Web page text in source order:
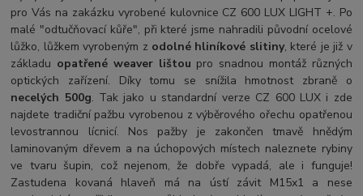
pro Vás na zakázku vyrobené kulovnice CZ 600 LUX LIGHT +. Po
malé "odtučňovací kůře", při které jsme nahradili původní ocelové
lůžko, lůžkem vyrobeným z odolné hliníkové slitiny, které je již v
základu opatřené weaver lištou pro snadnou montáž různých
optických zařízení. Díky tomu se snížila hmotnost zbraně o
necelých 500g. Tak jako u standardní verze CZ 600 LUX i zde
najdete tradiční pažbu vyrobenou z výběrového ořechu opatřenou
levostrannou lícnicí. Nos pažby je zakončen tmavě hnědým
laminovaným dřevem a na úchopových místech naleznete rybiny
ve tvaru šupin, což nejenom, že dobře vypadá, ale i funguje!
Zastudena kovaná hlaveň má na ústí závit M15x1 a nese